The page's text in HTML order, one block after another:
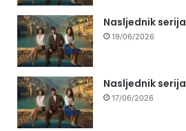
Nasljednik
19/06/2026
Nasljednik
17/06/2026